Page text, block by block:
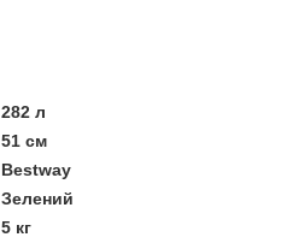
282 л
51 см
Bestway
Зелений
5 кг